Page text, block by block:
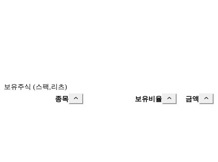
보유주식 (스팩,리츠)
종목
보유비율 금액